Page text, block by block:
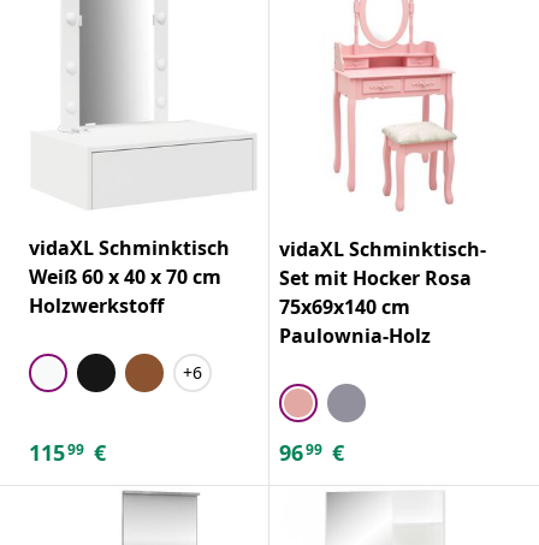
vidaXL Schminktisch
Weiß 60 x 40 x 70 cm
Holzwerkstoff
+6
11599 €
vidaXL Schminktisch-
Set mit Hocker Rosa
75x69x140 cm
Paulownia-Holz
9699 €